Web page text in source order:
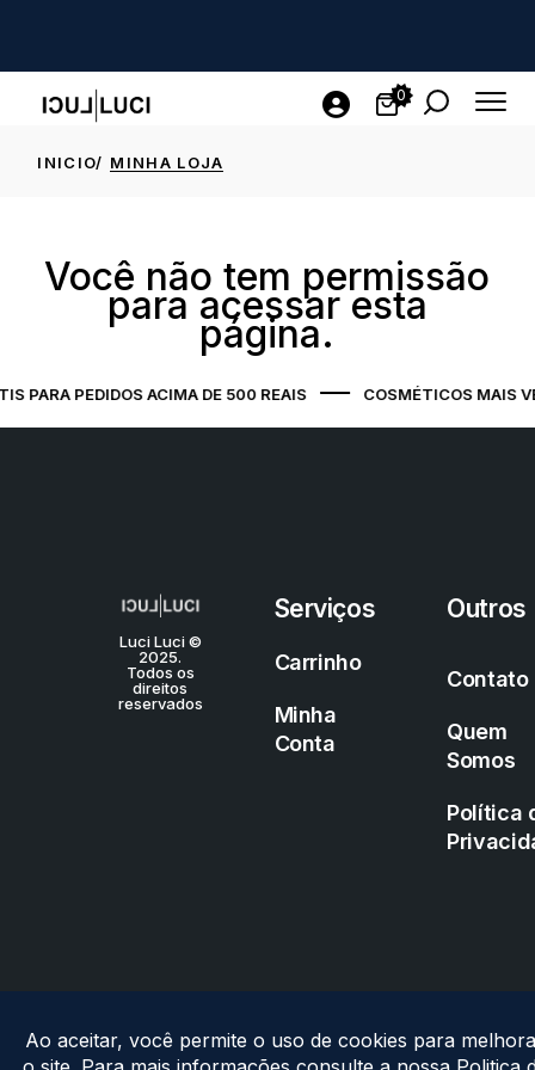
0
INICIO MINHA LOJA
Você não tem permissão
para acessar esta
página.
PARA PEDIDOS ACIMA DE 500 REAIS COSMÉTICOS MAIS
Luci Luci ©
2025.
Todos os
direitos
reservados
Serviços
Carrinho
Minha
Conta
Outros
Contato
Quem
Somos
Política